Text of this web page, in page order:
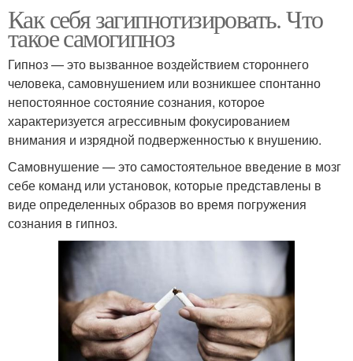
Как себя загипнотизировать. Что
такое самогипноз
Гипноз — это вызванное воздействием стороннего
человека, самовнушением или возникшее спонтанно
непостоянное состояние сознания, которое
характеризуется агрессивным фокусированием
внимания и изрядной подверженностью к внушению.
Самовнушение — это самостоятельное введение в мозг
себе команд или установок, которые представлены в
виде определенных образов во время погружения
сознания в гипноз.